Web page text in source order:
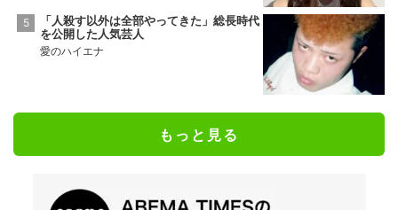
「人殺す以外は全部やってきた」総長時代
を公開した人気芸人
愛のハイエナ
もっと見る